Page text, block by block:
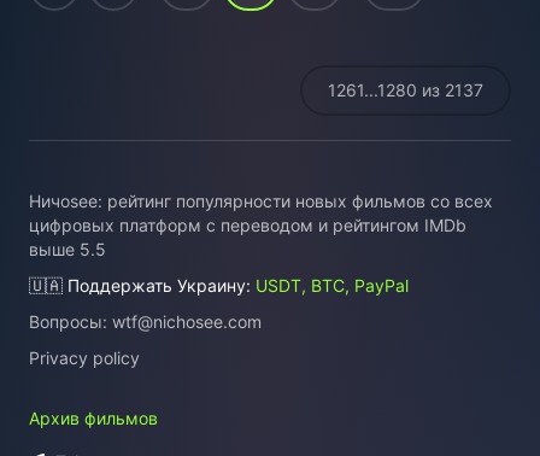
1261...1280 из 2137
Ничоsee: рейтинг популярности новых фильмов со всех
цифровых платформ с переводом и рейтингом IMDb
выше 5.5
🇺🇦 Поддержать Украину: USDT, BTC, PayPal
Вопросы: wtf@nichosee.com
Privacy policy
Архив фильмов